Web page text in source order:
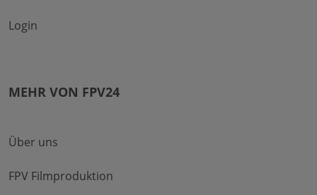
Login
MEHR VON FPV24
Über uns
FPV Filmproduktion